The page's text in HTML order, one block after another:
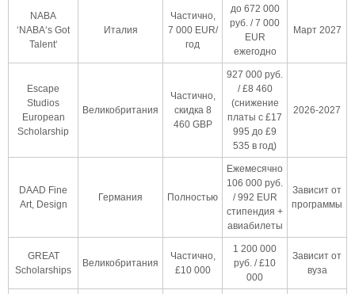
NABA
‘NABA‘s Got
Talent‘
Италия
Частично,
7 000 EUR/
год
до 672 000
руб. / 7 000
EUR
ежегодно
Март 2027
Escape
Studios
European
Scholarship
Великобритания
Частично,
скидка 8
460 GBP
927 000 руб.
/ £8 460
(снижение
платы с £17
995 до £9
535 в год)
2026-2027
DAAD Fine
Art, Design
Германия Полностью
Ежемесячно
106 000 руб.
/ 992 EUR
стипендия +
авиабилеты
Зависит от
программы
GREAT
Scholarships
Великобритания
Частично,
£10 000
1 200 000
руб. / £10
000
Зависит от
вуза